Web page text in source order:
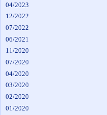
04/2023
12/2022
07/2022
06/2021
11/2020
07/2020
04/2020
03/2020
02/2020
01/2020